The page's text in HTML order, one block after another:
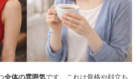
全体の雰囲気です。これは骨格や顔立ち